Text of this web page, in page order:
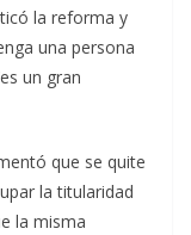
la reforma y
una persona
un gran
que se quite
la titularidad
la misma